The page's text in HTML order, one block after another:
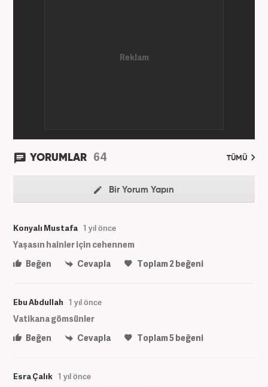
YORUMLAR 64 TÜMÜ
Bir Yorum Yapın
Konyalı Mustafa 1 yıl önce
Yaşasın hainler için cehennem
Beğen
Cevapla Toplam2 beğeni
Ebu Abdullah 1 yıl önce
Vatikana gömsünler
Beğen
Cevapla Toplam5beğeni
Esra Çalık 1 yıl önce